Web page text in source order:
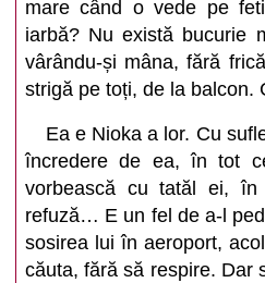
mare când o vede pe
iarbă? Nu există bucurie
vârându-și mâna, fără
strigă pe toți, de la balcon.
Ea e Nioka a lor. Cu
încredere de ea, în tot
vorbească cu tatăl ei,
refuză… E un fel de a-l
sosirea lui în aeroport,
căuta, fără să respire. Dar